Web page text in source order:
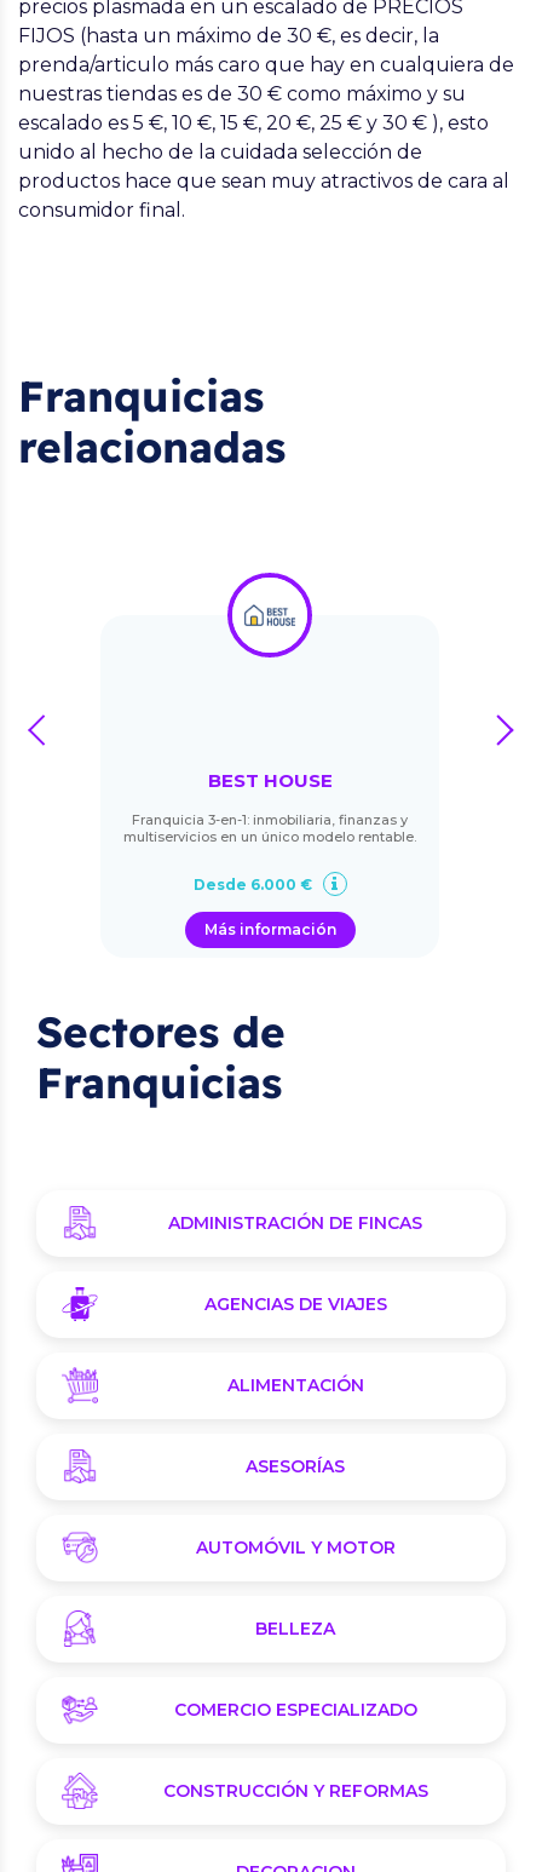
precios plasmada en un escalado de PRECIOS
FIJOS (hasta un máximo de 30 €, es decir, la
prenda/articulo más caro que hay en cualquiera de
nuestras tiendas es de 30 € como máximo y su
escalado es 5 €, 10 €, 15 €, 20 €, 25 € y 30 € ), esto
unido al hecho de la cuidada selección de
productos hace que sean muy atractivos de cara al
consumidor final.
Franquicias
relacionadas
BEST HOUSE
Franquicia 3-en-1: inmobiliaria, finanzas y
multiservicios en un único modelo rentable.
Desde 6.000 €
Más información
prev next
Sectores de
Franquicias
ADMINISTRACIÓN DE FINCAS
AGENCIAS DE VIAJES
ALIMENTACIÓN
ASESORÍAS
AUTOMÓVIL Y MOTOR
BELLEZA
COMERCIO ESPECIALIZADO
CONSTRUCCIÓN Y REFORMAS